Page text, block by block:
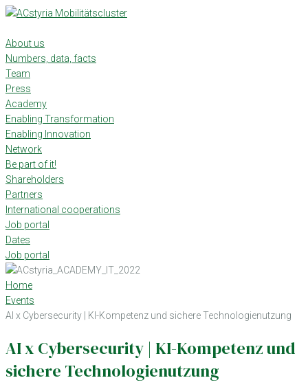
Skip
content
About us
Numbers, data, facts
Team
Press
Academy
Enabling Transformation
Enabling Innovation
Network
Be part of it!
Shareholders
Partners
International cooperations
Job portal
Dates
Job portal
Home
Events
AI x Cybersecurity | KI-Kompetenz und sichere Technologienutzung
AI x Cybersecurity | KI-Kompetenz und
sichere Technologienutzung